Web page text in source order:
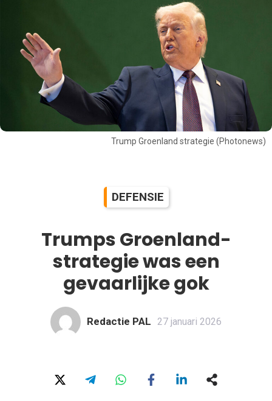
Trump Groenland strategie (Photonews)
DEFENSIE
Trumps Groenland-
strategie was een
gevaarlijke gok
Redactie PAL 27 januari 2026